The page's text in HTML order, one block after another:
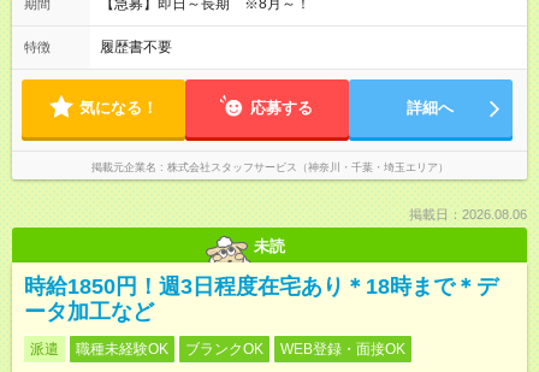
期間 【急募】即日～長期 ※8月～！
特徴 履歴書不要
気になる！ 応募する 詳細へ
掲載元企業名 株式会社スタッフサービス（神奈川・千葉・埼玉エリア）
掲載日：2026.08.06
未読
時給1850円！週3日程度在宅あり＊18時まで＊デ
ータ加工など
派遣 職種未経験OK ブランクOK WEB登録・面接OK